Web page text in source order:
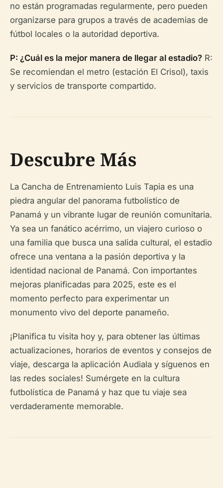
no están programadas regularmente, pero pueden
organizarse para grupos a través de academias de
fútbol locales o la autoridad deportiva.
P: ¿Cuál es la mejor manera de llegar al estadio? R:
Se recomiendan el metro (estación El Crisol), taxis
y servicios de transporte compartido.
Descubre Más
La Cancha de Entrenamiento Luis Tapia es una
piedra angular del panorama futbolístico de
Panamá y un vibrante lugar de reunión comunitaria.
Ya sea un fanático acérrimo, un viajero curioso o
una familia que busca una salida cultural, el estadio
ofrece una ventana a la pasión deportiva y la
identidad nacional de Panamá. Con importantes
mejoras planificadas para 2025, este es el
momento perfecto para experimentar un
monumento vivo del deporte panameño.
¡Planifica tu visita hoy y, para obtener las últimas
actualizaciones, horarios de eventos y consejos de
viaje, descarga la aplicación Audiala y síguenos en
las redes sociales! Sumérgete en la cultura
futbolística de Panamá y haz que tu viaje sea
verdaderamente memorable.